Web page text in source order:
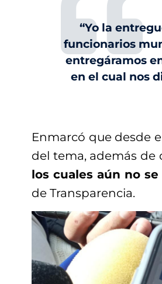
“Yo la
funcionarios
entregáramos
en el cual nos
Enmarcó que desde
del tema, además de
los cuales aún no
de Transparencia.